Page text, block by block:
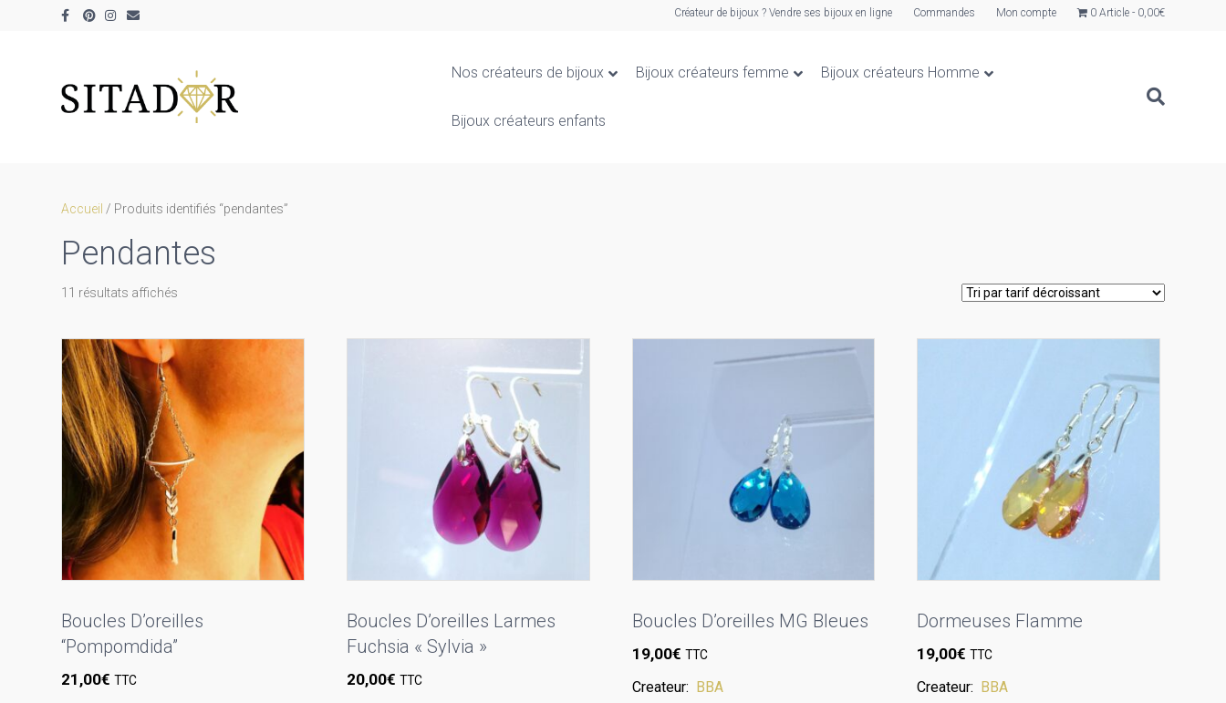
Facebook
PinterestInstagram
Email Créateur de bijoux ? Vendre ses bijoux en ligne Commandes Mon compte 0 Article 0,00€
Nos créateurs de bijoux Bijoux créateurs femme Bijoux créateurs Homme
Bijoux créateurs enfants
Accueil / Produits identifiés “pendantes”
Pendantes
11 résultats affichés
Boucles D’oreilles
“Pompomdida”
21,00€ TTC
Boucles D’oreilles Larmes
Fuchsia « Sylvia »
20,00€ TTC
Boucles D’oreilles MG Bleues
19,00€ TTC
Createur: BBA
Dormeuses Flamme
19,00€ TTC
Createur: BBA